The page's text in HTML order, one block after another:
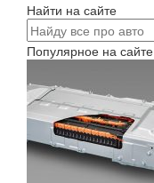
Найти на сайте
Популярное на сайте